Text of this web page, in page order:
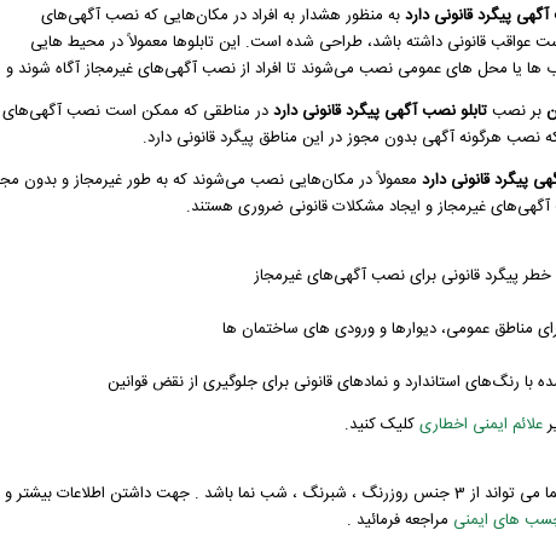
پیگرد قانونی داردبه‌ منظور هشدار به افراد در مکان‌هایی که نصب آگهی‌های
عواقب قانونی داشته باشد، طراحی شده است. این تابلوها معمولاً در محیط‌ هایی
ها یا محل‌ های عمومی نصب می‌شوند تا افراد از نصب آگهی‌های غیرمجاز آگاه شوند و
بر نصبتابلو نصب آگهی پیگرد قانونی دارددر مناطقی که ممکن است نصب آگهی‌های
نصب هرگونه آگهی بدون مجوز در این مناطق پیگرد قانونی دارد.
پیگرد قانونی داردمعمولاً در مکان‌هایی نصب می‌شوند که به‌ طور غیرمجاز و بدون
غیرمجاز و ایجاد مشکلات قانونی ضروری هستند.
پیگرد قانونی برای نصب آگهی‌های غیرمجاز
مناطق عمومی، دیوارها و ورودی‌ های ساختمان‌ ها
با رنگ‌های استاندارد و نمادهای قانونی برای جلوگیری از نقض قوانین
علائم ایمنی اخطاریکلیک کنید.
بیشتر و دانستن کاربرد هر جنس می توانید به صفحه
های ایمنی مراجعه فرمائید .